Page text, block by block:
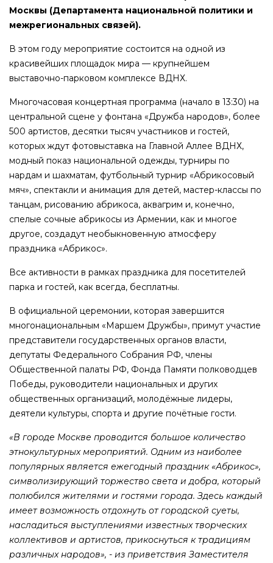
Москвы (Департамента национальной политики и
межрегиональных связей).
В этом году мероприятие состоится на одной из
красивейших площадок мира — крупнейшем
выставочно-парковом комплексе ВДНХ.
Многочасовая концертная программа (начало в 13:30) на
центральной сцене у фонтана «Дружба народов», более
500 артистов, десятки тысяч участников и гостей,
которых ждут фотовыставка на Главной Аллее ВДНХ,
модный показ национальной одежды, турниры по
нардам и шахматам, футбольный турнир «Абрикосовый
мяч», спектакли и анимация для детей, мастер-классы по
танцам, рисованию абрикоса, аквагрим и, конечно,
спелые сочные абрикосы из Армении, как и многое
другое, создадут необыкновенную атмосферу
праздника «Абрикос».
Все активности в рамках праздника для посетителей
парка и гостей, как всегда, бесплатны.
В официальной церемонии, которая завершится
многонациональным «Маршем Дружбы», примут участие
представители государственных органов власти,
депутаты Федерального Собрания РФ, члены
Общественной палаты РФ, Фонда Памяти полководцев
Победы, руководители национальных и других
общественных организаций, молодёжные лидеры,
деятели культуры, спорта и другие почётные гости.
«В городе Москве проводится большое количество
этнокультурных мероприятий. Одним из наиболее
популярных является ежегодный праздник «Абрикос»,
символизирующий торжество света и добра, который
полюбился жителями и гостями города. Здесь каждый
имеет возможность отдохнуть от городской суеты,
насладиться выступлениями известных творческих
коллективов и артистов, прикоснуться к традициям
различных народов», - из приветствия Заместителя